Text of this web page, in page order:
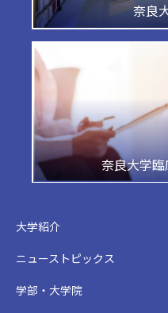
奈良
奈良大学
大学紹介
ニューストピックス
学部・大学院